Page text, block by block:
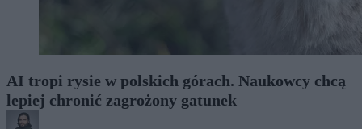
AI tropi rysie w polskich górach. Naukowcy chcą
lepiej chronić zagrożony gatunek